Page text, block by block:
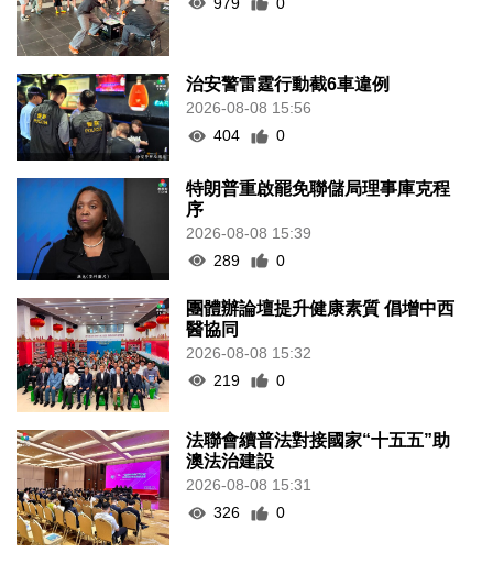
治安警雷霆行動截6車違例
2026-08-08 15:56
404
0
特朗普重啟罷免聯儲局理事庫克程
序
2026-08-08 15:39
289
0
團體辦論壇提升健康素質 倡增中西
醫協同
2026-08-08 15:32
219
0
法聯會續普法對接國家“十五五”助
澳法治建設
2026-08-08 15:31
326
0